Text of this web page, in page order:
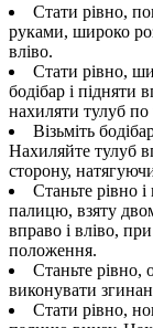
Стати рівно,
руками, широко
вліво.
Стати рівно,
бодібар і підняти
нахиляти тулуб по
Візьміть
Нахиляйте тулуб
сторону,
Станьте рівно
палицю, взяту
вправо і вліво,
положення.
Станьте рівно,
виконувати
Стати рівно,